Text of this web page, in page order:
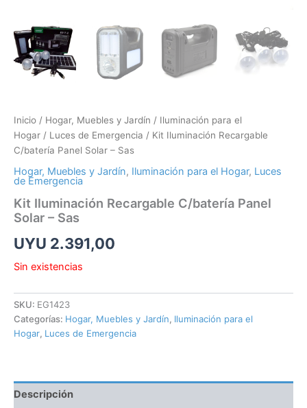
Inicio / Hogar, Muebles y Jardín / Iluminación para el
Hogar / Luces de Emergencia / Kit Iluminación Recargable
C/batería Panel Solar – Sas
Hogar, Muebles y Jardín, Iluminación para el Hogar, Luces
de Emergencia
Kit Iluminación Recargable C/batería Panel
Solar – Sas
UYU 2.391,00
Sin existencias
SKU: EG1423
Categorías: Hogar, Muebles y Jardín, Iluminación para el
Hogar, Luces de Emergencia
Descripción